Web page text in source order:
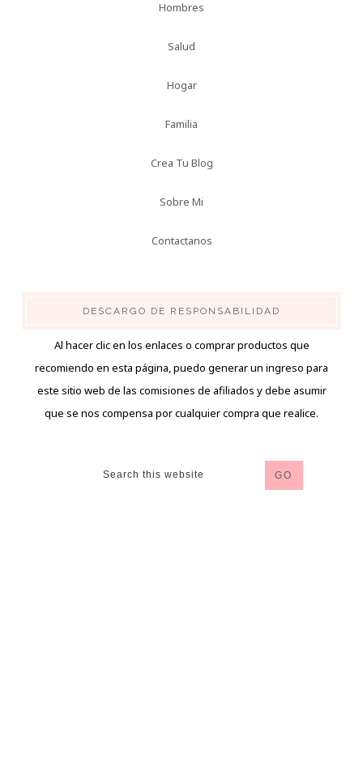
Hombres
Salud
Hogar
Familia
Crea Tu Blog
Sobre Mi
Contactanos
DESCARGO DE RESPONSABILIDAD
Al hacer clic en los enlaces o comprar productos que
recomiendo en esta página, puedo generar un ingreso para
este sitio web de las comisiones de afiliados y debe asumir
que se nos compensa por cualquier compra que realice.